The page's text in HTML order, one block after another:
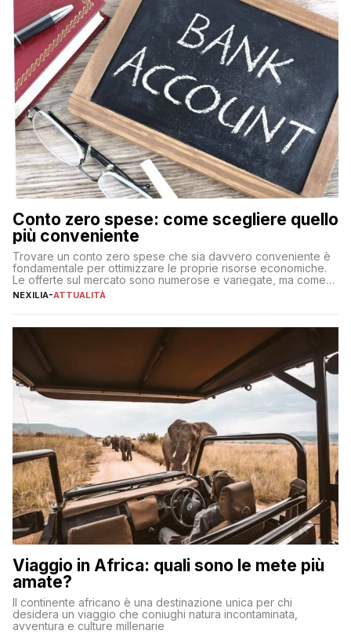
Conto zero spese: come scegliere quello
più conveniente
Trovare un conto zero spese che sia davvero conveniente è
fondamentale per ottimizzare le proprie risorse economiche.
Le offerte sul mercato sono numerose e variegate, ma come
individuare quella più adatta alle proprie esigenze senza
sul […]
NEXILIA-ATTUALITÀ
Viaggio in Africa: quali sono le mete più
amate?
Il continente africano è una destinazione unica per chi
desidera un viaggio che coniughi natura incontaminata,
avventura e culture millenarie